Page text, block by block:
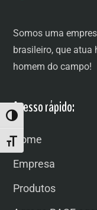
ALTERNAR ALTO
ALTERNAR TAMANHO
Somos uma
brasileiro, que atua
homem do campo!
Acesso rápido:
Home
Empresa
Produtos